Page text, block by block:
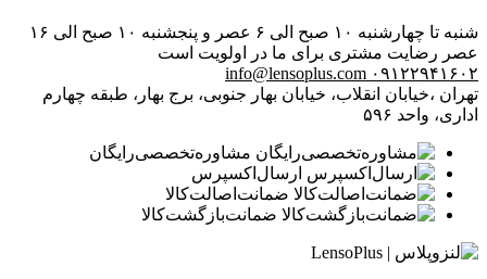
شنبه تا چهارشنبه ۱۰ صبح الی ۶ عصر و پنجشنبه ۱۰ صبح الی ۱۶
عصر رضایت مشتری برای ما در اولویت است
۰۹۱۲۲۹۴۱۶۰۲ info@lensoplus.com
تهران ،خیابان انقلاب، خیابان بهار جنوبی، برج بهار، طبقه چهارم
اداری، واحد ۵۹۶
مشاوره‌تخصصی‌رایگان
ارسال‌اکسپرس
ضمانت‌اصالت‌کالا
ضمانت‌بازگشت‌کالا